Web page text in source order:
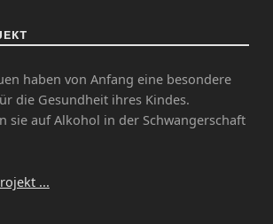
haben von Anfang eine besondere
die Gesundheit ihres Kindes.
sie auf Alkohol in der Schwangerschaft
...